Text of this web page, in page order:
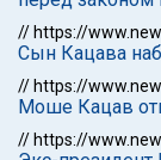
// https://
Сын Кацава
// https://
Моше Кацав
// https://